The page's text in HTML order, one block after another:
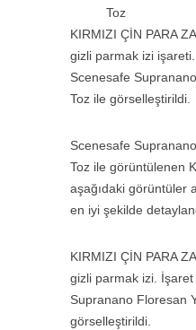
Toz
KIRMIZI ÇİN PARA
gizli parmak izi
Scenesafe
Toz ile görselleştirildi.
Scenesafe
Toz ile görüntülenen
aşağıdaki görüntüler
en iyi şekilde
KIRMIZI ÇİN PARA
gizli parmak izi.
Supranano Floresan
görselleştirildi.